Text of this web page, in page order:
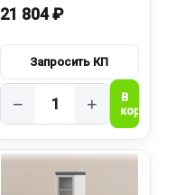
21 804 ₽
− +